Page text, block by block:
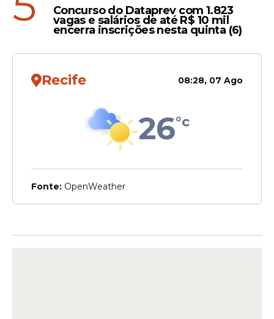
Concurso do Dataprev com 1.823
vagas e salários de até R$ 10 mil
encerra inscrições nesta quinta (6)
Recife 08:28, 07 Ago
26°c
Fonte: OpenWeather